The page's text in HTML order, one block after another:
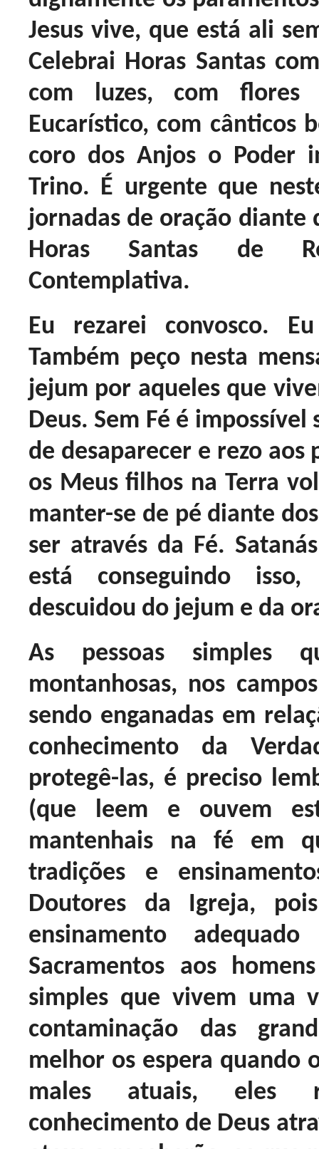
Jesus vive, que está ali
Celebrai Horas Santas
com luzes, com flores
Eucarístico, com cânticos
coro dos Anjos o Poder
Trino. É urgente que
jornadas de oração diante
Horas Santas de
Contemplativa.
Eu rezarei convosco.
Também peço nesta
jejum por aqueles que
Deus. Sem Fé é
de desaparecer e rezo aos
os Meus filhos na Terra
manter-se de pé diante
ser através da Fé.
está conseguindo
descuidou do jejum e da
As pessoas simples
montanhosas, nos
sendo enganadas em
conhecimento da
protegê-las, é preciso
(que leem e ouvem
mantenhais na fé em
tradições e
Doutores da Igreja,
ensinamento
Sacramentos aos
simples que vivem uma
contaminação das
melhor os espera quando
males atuais, eles
conhecimento de Deus